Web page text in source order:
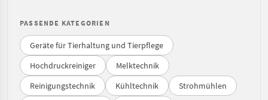
PASSENDE KATEGORIEN
Geräte für Tierhaltung und Tierpflege
Hochdruckreiniger
Melktechnik
Reinigungstechnik
Kühltechnik
Strohmühlen